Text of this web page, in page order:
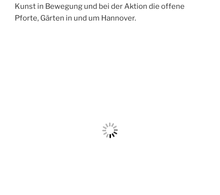
Kunst in Bewegung und bei der Aktion die offene
Pforte, Gärten in und um Hannover.